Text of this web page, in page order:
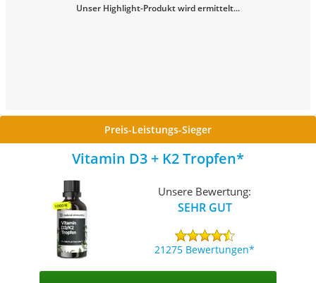
Unser Highlight-Produkt wird ermittelt...
Preis-Leistungs-Sieger
Vitamin D3 + K2 Tropfen
Unsere Bewertung:
SEHR GUT
21275 Bewertungen